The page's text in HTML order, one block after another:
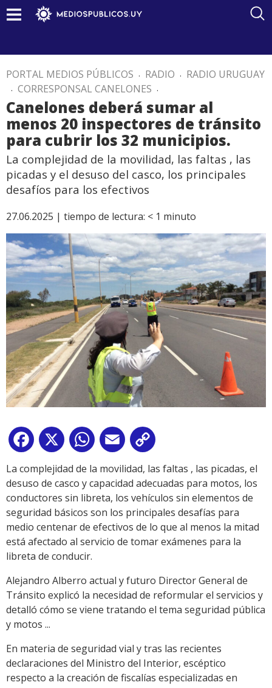
PORTAL MEDIOS PÚBLICOS . RADIO . RADIO URUGUAY
. CORRESPONSAL CANELONES .
Canelones deberá sumar al
menos 20 inspectores de tránsito
para cubrir los 32 municipios.
La complejidad de la movilidad, las faltas , las
picadas y el desuso del casco, los principales
desafíos para los efectivos
27.06.2025 | tiempo de lectura: < 1 minuto
Facebook
X WhatsApp
Email
Link
La complejidad de la movilidad, las faltas , las picadas, el
desuso de casco y capacidad adecuadas para motos, los
conductores sin libreta, los vehículos sin elementos de
seguridad básicos son los principales desafías para
medio centenar de efectivos de lo que al menos la mitad
está afectado al servicio de tomar exámenes para la
libreta de conducir.
Alejandro Alberro actual y futuro Director General de
Tránsito explicó la necesidad de reformular el servicios y
detalló cómo se viene tratando el tema seguridad pública
y motos ...
En materia de seguridad vial y tras las recientes
declaraciones del Ministro del Interior, escéptico
respecto a la creación de fiscalías especializadas en